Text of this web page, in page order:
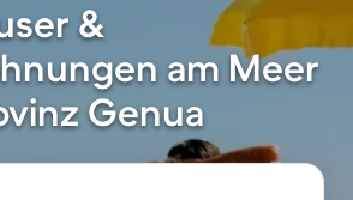
&
am Meer
Genua